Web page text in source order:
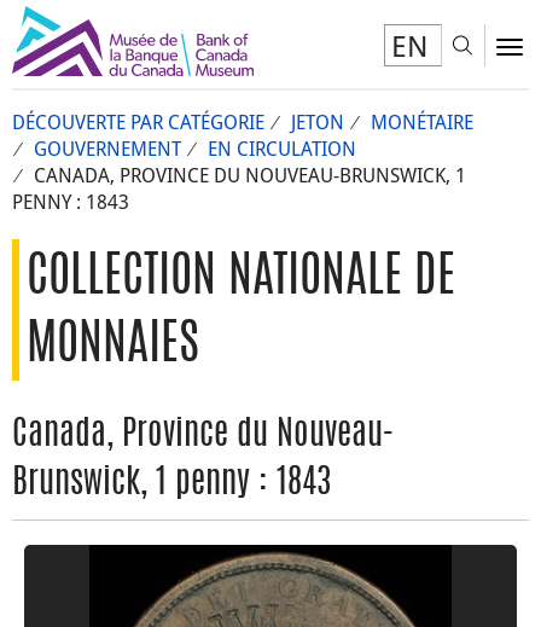
EN
DÉCOUVERTE PAR CATÉGORIE JETON
MONÉTAIRE
GOUVERNEMENT
EN CIRCULATION
CANADA, PROVINCE DU NOUVEAU-BRUNSWICK, 1
PENNY : 1843
COLLECTION NATIONALE DE
MONNAIES
Canada, Province du Nouveau-
Brunswick, 1 penny : 1843